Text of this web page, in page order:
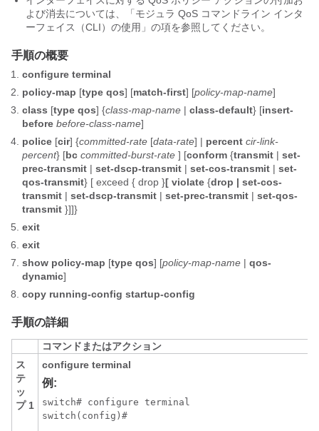
よび消去については、「モジュラ QoS コマンドライン インタ
ーフェイス（CLI）の使用」の項を参照してください。
手順の概要
configure terminal
policy-map [type qos] [match-first] [policy-map-name]
class [type qos] {class-map-name | class-default} [insert-
before before-class-name]
police [cir] {committed-rate [data-rate] | percent cir-link-
percent} [bc committed-burst-rate ] [conform {transmit | set-
prec-transmit | set-dscp-transmit | set-cos-transmit | set-
qos-transmit} [ exceed { drop }[ violate {drop | set-cos-
transmit | set-dscp-transmit | set-prec-transmit | set-qos-
transmit }]]}
exit
exit
show policy-map [type qos] [policy-map-name | qos-
dynamic]
copy running-config startup-config
手順の詳細
コマンドまたはアクション
ス
テ
ッ
プ 1
configure terminal
例:
switch# configure terminal
switch(config)#